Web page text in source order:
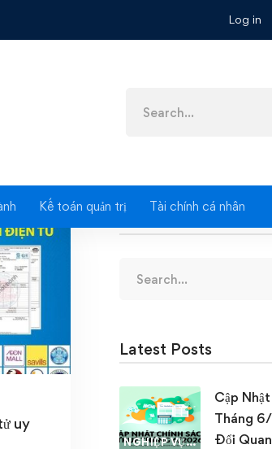
Log in
for:
Kế toán quản trị Tài chính cá nhân
uy
for:
Latest Posts
NGHIỆP VỤ KẾ TOÁN & THUẾ
Cập
Tháng
Đổi